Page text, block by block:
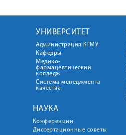
УНИВЕРСИТЕТ
Администрация КГМУ
Кафедры
Медико-
фармацевтический
колледж
Система менеджмента
качества
НАУКА
Конференции
Диссертационные советы